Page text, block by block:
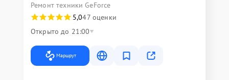
Ремонт техники GeForce
5,047 оценки
Открыто до 21:00
Маршрут